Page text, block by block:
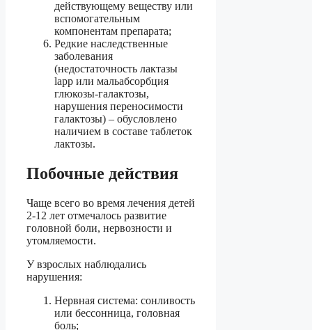
действующему веществу или
вспомогательным
компонентам препарата;
Редкие наследственные
заболевания
(недостаточность лактазы
lapp или мальабсорбция
глюкозы-галактозы,
нарушения переносимости
галактозы) – обусловлено
наличием в составе таблеток
лактозы.
Побочные действия
Чаще всего во время лечения детей
2-12 лет отмечалось развитие
головной боли, нервозности и
утомляемости.
У взрослых наблюдались
нарушения:
Нервная система: сонливость
или бессонница, головная
боль;